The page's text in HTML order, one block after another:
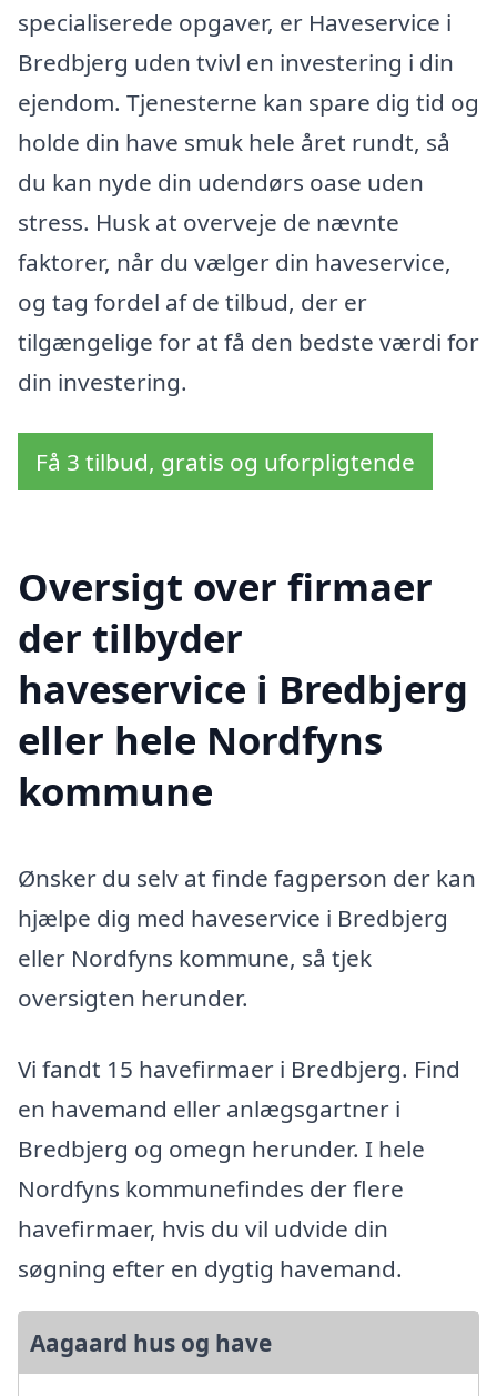
specialiserede opgaver, er Haveservice i
Bredbjerg uden tvivl en investering i din
ejendom. Tjenesterne kan spare dig tid og
holde din have smuk hele året rundt, så
du kan nyde din udendørs oase uden
stress. Husk at overveje de nævnte
faktorer, når du vælger din haveservice,
og tag fordel af de tilbud, der er
tilgængelige for at få den bedste værdi for
din investering.
Få 3 tilbud, gratis og uforpligtende
Oversigt over firmaer
der tilbyder
haveservice i Bredbjerg
eller hele Nordfyns
kommune
Ønsker du selv at finde fagperson der kan
hjælpe dig med haveservice i Bredbjerg
eller Nordfyns kommune, så tjek
oversigten herunder.
Vi fandt 15 havefirmaer i Bredbjerg. Find
en havemand eller anlægsgartner i
Bredbjerg og omegn herunder. I hele
Nordfyns kommunefindes der flere
havefirmaer, hvis du vil udvide din
søgning efter en dygtig havemand.
Aagaard hus og have